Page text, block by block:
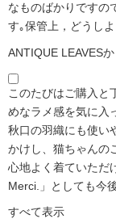
なものばかりですの
す｡保管上，どうし
ANTIQUE LEAVES
このたびはご購入と
めなラメ感を気に入
秋口の羽織にも使い
かけし、猫ちゃんの
心地よく着ていただ
Merci.」としても今
すべて表示